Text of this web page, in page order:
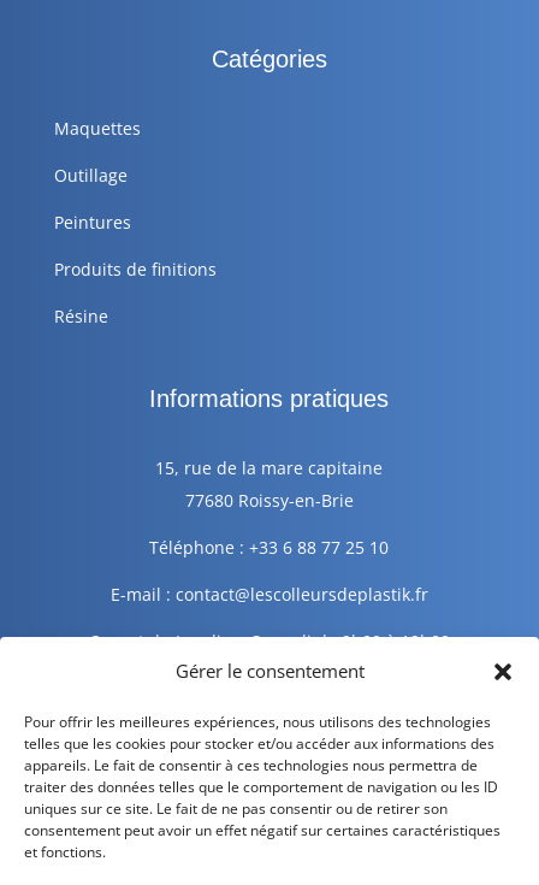
Gérer le consentement
Pour offrir les meilleures expériences, nous utilisons des technologies
telles que les cookies pour stocker et/ou accéder aux informations des
appareils. Le fait de consentir à ces technologies nous permettra de
traiter des données telles que le comportement de navigation ou les ID
uniques sur ce site. Le fait de ne pas consentir ou de retirer son
consentement peut avoir un effet négatif sur certaines caractéristiques
et fonctions.
Catégories
Maquettes
Outillage
Peintures
Produits de finitions
Résine
Informations pratiques
15, rue de la mare capitaine
77680 Roissy-en-Brie
Téléphone : +33 6 88 77 25 10
E-mail : contact@lescolleursdeplastik.fr
Ouvert du Lundi au Samedi de 9h00 à 19h00
Informations légales
Mentions légales
Politique de confidentialité